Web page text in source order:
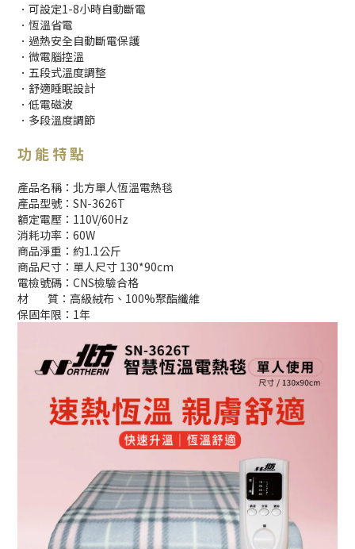
．可設定1-8小時自動斷電
．恆溫省電
．過熱安全自動斷電保護
．微電腦控溫
．五段式溫度調整
．舒適睡眠設計
．低電磁波
．多段溫度調節
功 能 特 點
產品名稱：北方單人恆溫電熱毯
產品型號：SN-3626T
額定電壓：110V/60Hz
消耗功率：60W
商品淨重：約1.1公斤
商品尺寸：單人尺寸 130*90cm
電檢號碼：CNS檢驗合格
材 質：高級絨布、100%聚酯纖維
保固年限：1年